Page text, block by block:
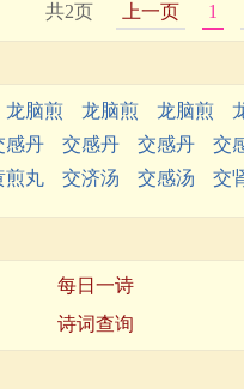
共2页 上一页 1
龙脑煎 龙脑煎 龙脑煎
感丹 交感丹 交感丹 交
煎丸 交济汤 交感汤 交
每日一诗
诗词查询